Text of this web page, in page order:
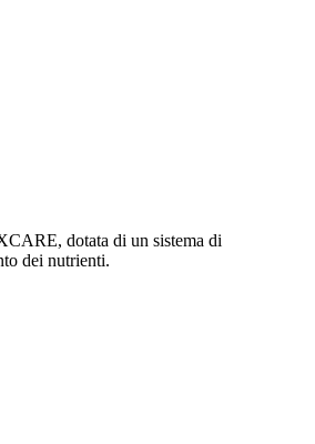
dotata di un sistema di
dei nutrienti.